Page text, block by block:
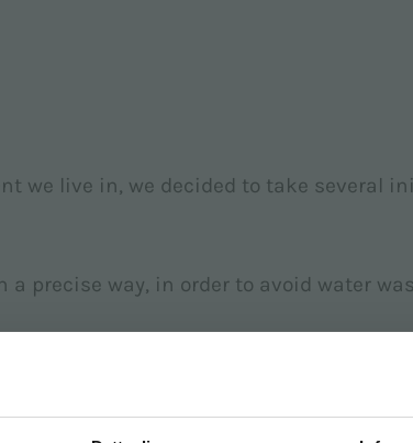
we live in, we decided to take several
precise way, in order to avoid water
detergent. It is possible to manage